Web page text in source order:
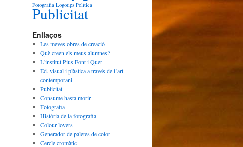
Fotografia Logotips Política
Publicitat
Enllaços
Les meves obres de creació
Què creen els meus alumnes?
L’institut Pius Font i Quer
Ed. visual i plàstica a través de l’art
contemporani
Publicitat
Consume hasta morir
Fotografia
Història de la fotografia
Colour lovers
Generador de paletes de color
Cercle cromàtic